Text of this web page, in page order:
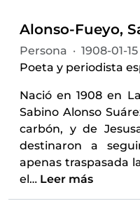
Alonso-Fueyo,
Persona · 1908-01-
Poeta y periodista
Nació en 1908 en
Sabino Alonso
carbón, y de
destinaron a
apenas traspasada
el… Leer más